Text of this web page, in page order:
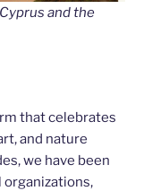
and the
that celebrates
and nature
we have been